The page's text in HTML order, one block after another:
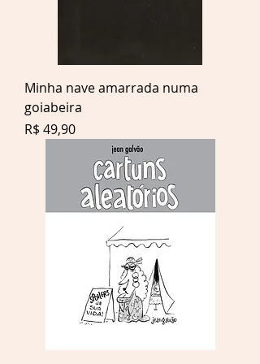
Minha nave amarrada numa
goiabeira
Preço
R$ 49,90